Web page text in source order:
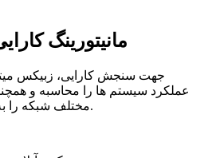
مانیتورینگ
جهت سنجش کارایی، زبیکس
عملکرد سیستم ها را محاسبه و
مختلف شبکه را به صورت بلادرنگ مانیتور کند.